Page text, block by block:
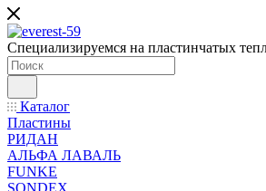
Специализируемся на пластинчатых
Каталог
Пластины
РИДАН
АЛЬФА ЛАВАЛЬ
FUNKE
SONDEX